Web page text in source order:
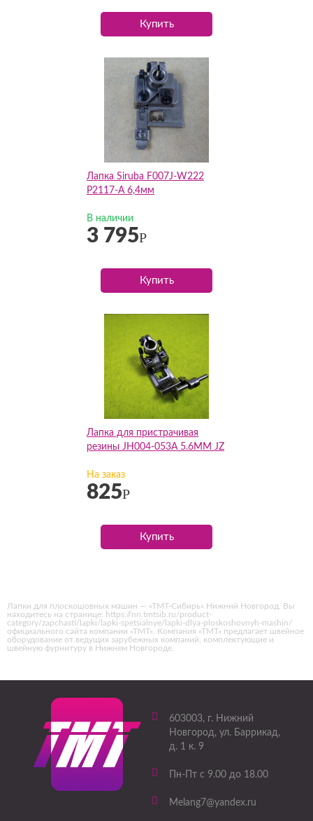
Купить
Лапка Siruba F007J-W222
P2117-A 6,4мм
В наличии
3 795Р
Купить
Лапка для пристрачивая
резины JH004-053A 5.6MM JZ
На заказ
825Р
Купить
Лапки для плоскошовных машин — «ТМТ-Сибирь» Нижний Новгород. Вы
находитесь на странице: https://nn.tmtsib.ru/product-
category/zapchasti/lapki/lapki-spetsialnye/lapki-dlya-ploskoshovnyh-mashin/
официального сайта компании «ТМТ». Компания «ТМТ» предлагает швейное
оборудование от ведущих зарубежных компаний, комплектующие и
швейную фурнитуру в Нижнем Новгороде.
603003, г. Нижний
Новгород, ул. Баррикад,
д. 1 к. 9
Пн-Пт с 9.00 до 18.00
Melang7@yandex.ru